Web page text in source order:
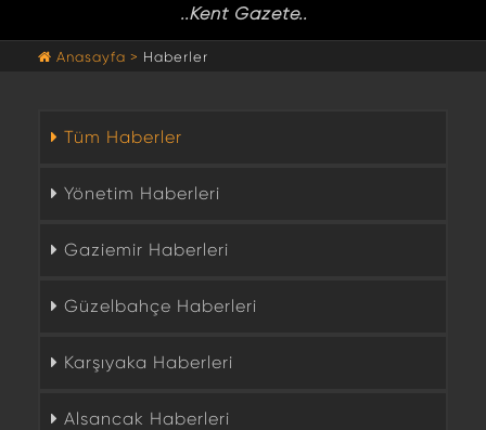
..Kent Gazete..
Anasayfa > Haberler
Tüm Haberler
Yönetim Haberleri
Gaziemir Haberleri
Güzelbahçe Haberleri
Karşıyaka Haberleri
Alsancak Haberleri